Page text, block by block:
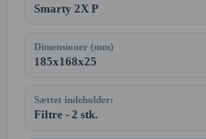
Smarty 2X P
Dimensioner (mm)
185x168x25
Sættet indeholder:
Filtre - 2 stk.